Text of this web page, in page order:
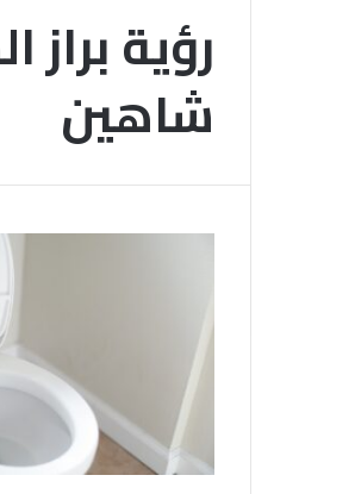
رؤية براز
شاهين
الدبر
في
المنام